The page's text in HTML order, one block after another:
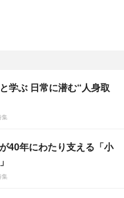
学ぶ 日常に潜む“人身取
集
40年にわたり支える「小
集